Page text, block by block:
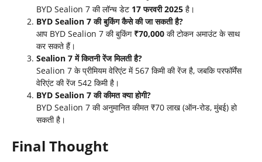
BYD Sealion 7 की लॉन्च डेट 17फरवरी 2025 है।
BYD Sealion 7की बुकिंग कैसे की जा सकती है?
आप BYD Sealion 7 की बुकिंग ₹70,000 की टोकन अमाउंट के साथ
कर सकते हैं।
Sealion 7में कितनी रेंज मिलती है?
Sealion 7 के प्रीमियम वेरिएंट में 567 किमी की रेंज है, जबकि परफॉर्मेंस
वेरिएंट की रेंज 542 किमी है।
BYD Sealion 7की कीमत क्या होगी?
BYD Sealion 7 की अनुमानित कीमत ₹70 लाख (ऑन-रोड, मुंबई) हो
सकती है।
Final Thought